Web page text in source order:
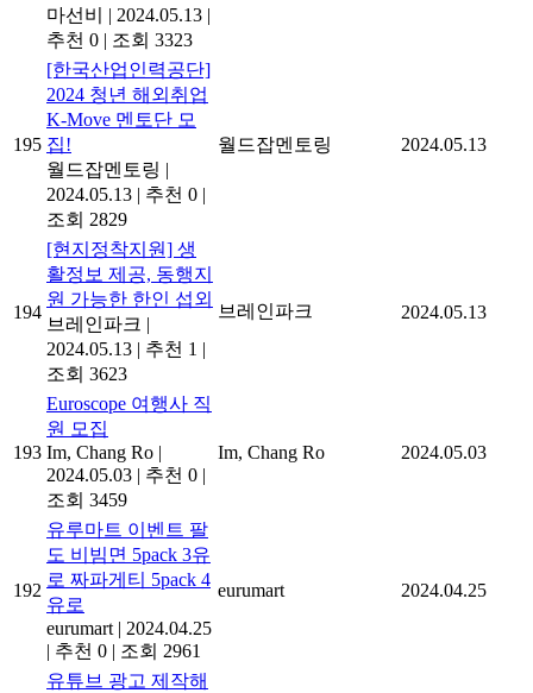
마선비 | 2024.05.13 |
추천 0 | 조회 3323
195
[한국산업인력공단]
2024 청년 해외취업
K-Move 멘토단 모
집!
월드잡멘토링 |
2024.05.13 | 추천 0 |
조회 2829
월드잡멘토링 2024.05.13
194
[현지정착지원] 생
활정보 제공, 동행지
원 가능한 한인 섭외
브레인파크 |
2024.05.13 | 추천 1 |
조회 3623
브레인파크 2024.05.13
193
Euroscope 여행사 직
원 모집
Im, Chang Ro |
2024.05.03 | 추천 0 |
조회 3459
Im, Chang Ro 2024.05.03
192
유루마트 이벤트 팔
도 비빔면 5pack 3유
로 짜파게티 5pack 4
유로
eurumart | 2024.04.25
| 추천 0 | 조회 2961
eurumart 2024.04.25
유튜브 광고 제작해